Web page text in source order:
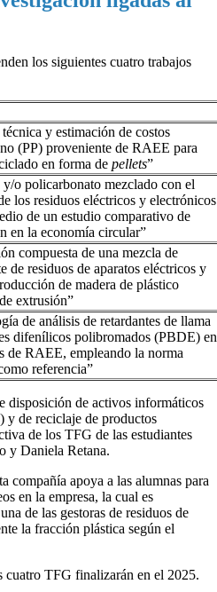
los siguientes cuatro trabajos
y estimación de costos
(PP) proveniente de RAEE para
en forma de pellets”
o policarbonato mezclado con el
los residuos eléctricos y electrónicos
de un estudio comparativo de
en la economía circular”
compuesta de una mezcla de
de residuos de aparatos eléctricos y
de madera de plástico
extrusión”
de análisis de retardantes de llama
difenílicos polibromados (PBDE) en
de RAEE, empleando la norma
referencia”
disposición de activos informáticos
y de reciclaje de productos
de los TFG de las estudiantes
y Daniela Retana.
compañía apoya a las alumnas para
en la empresa, la cual es
de las gestoras de residuos de
la fracción plástica según el
cuatro TFG finalizarán en el 2025.